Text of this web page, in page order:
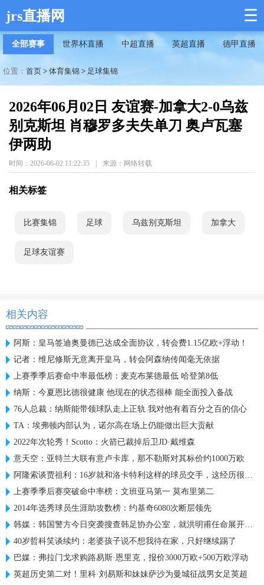
jrs直播网 ☰
全部赛事 世界杯直播 中超直播 英超直播 德甲直播
位置： 首页 > 体育集锦 > 足球集锦
2026年06月02日 友谊赛-加拿大2-0乌兹
别克斯坦 肖穆罗多夫失单刀 奥卢瓦塞
伊两助
时间：2026-06-02 11:22:35 来源：网络转载
相关标签
比赛集锦 足球 乌兹别克斯坦 加拿大
足球友谊赛
相关内容
阿斯：皇马签迪奥曼德已达成全面协议，转会费1.15亿欧+浮动！
记者：维尼修斯无意离开皇马，转会阿森纳传闻毫无依据
上赛季季后赛命中率最低榜：麦克布莱德最低 哈登第8低
纳斯：今夏恩比德很健康 他现在的状态很棒 能全面投入备战
76人总裁：纳斯能带领球队走上正轨 我对他有着百分之百的信心
TA：埃弗顿内部认为，诺尔高在场上仍能做出巨大贡献
2022年次轮秀！Scotto：火箭已裁掉后卫JD·戴维森
意天空：亚特兰大联有意卢卡库，那不勒斯对其标价约1000万欧
阿隆索谈贾祖利：16岁就和洛卡特利这样的球员交手，这经历很宝贵
上赛季季后赛突破命中率榜：文班亚马第一 莫布里第二
2014年选秀球员生涯助攻数榜：约基奇6080次断层领先
韩媒：韩国警方今日突袭搜查韩足协办公室，就洪明甫任命展开调查
40岁哲科笑谈续约：老婆孩子说不想我待在家，只好继续踢了
巴媒：弗拉门戈求购路易斯·恩里克，报价3000万欧+500万欧浮动
英超历史第二对！里科·刘易斯和妹妹萨沙为曼城征战男女足英超